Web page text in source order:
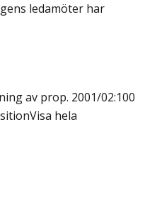
ledamöter har
av prop. 2001/02:100
Visa hela